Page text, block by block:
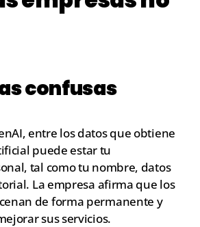
confusas
entre los datos que obtiene
puede estar tu
tal como tu nombre, datos
La empresa afirma que los
de forma permanente y
sus servicios.